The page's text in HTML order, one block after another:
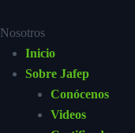
Nosotros
Inicio
Sobre Jafep
Conócenos
Videos